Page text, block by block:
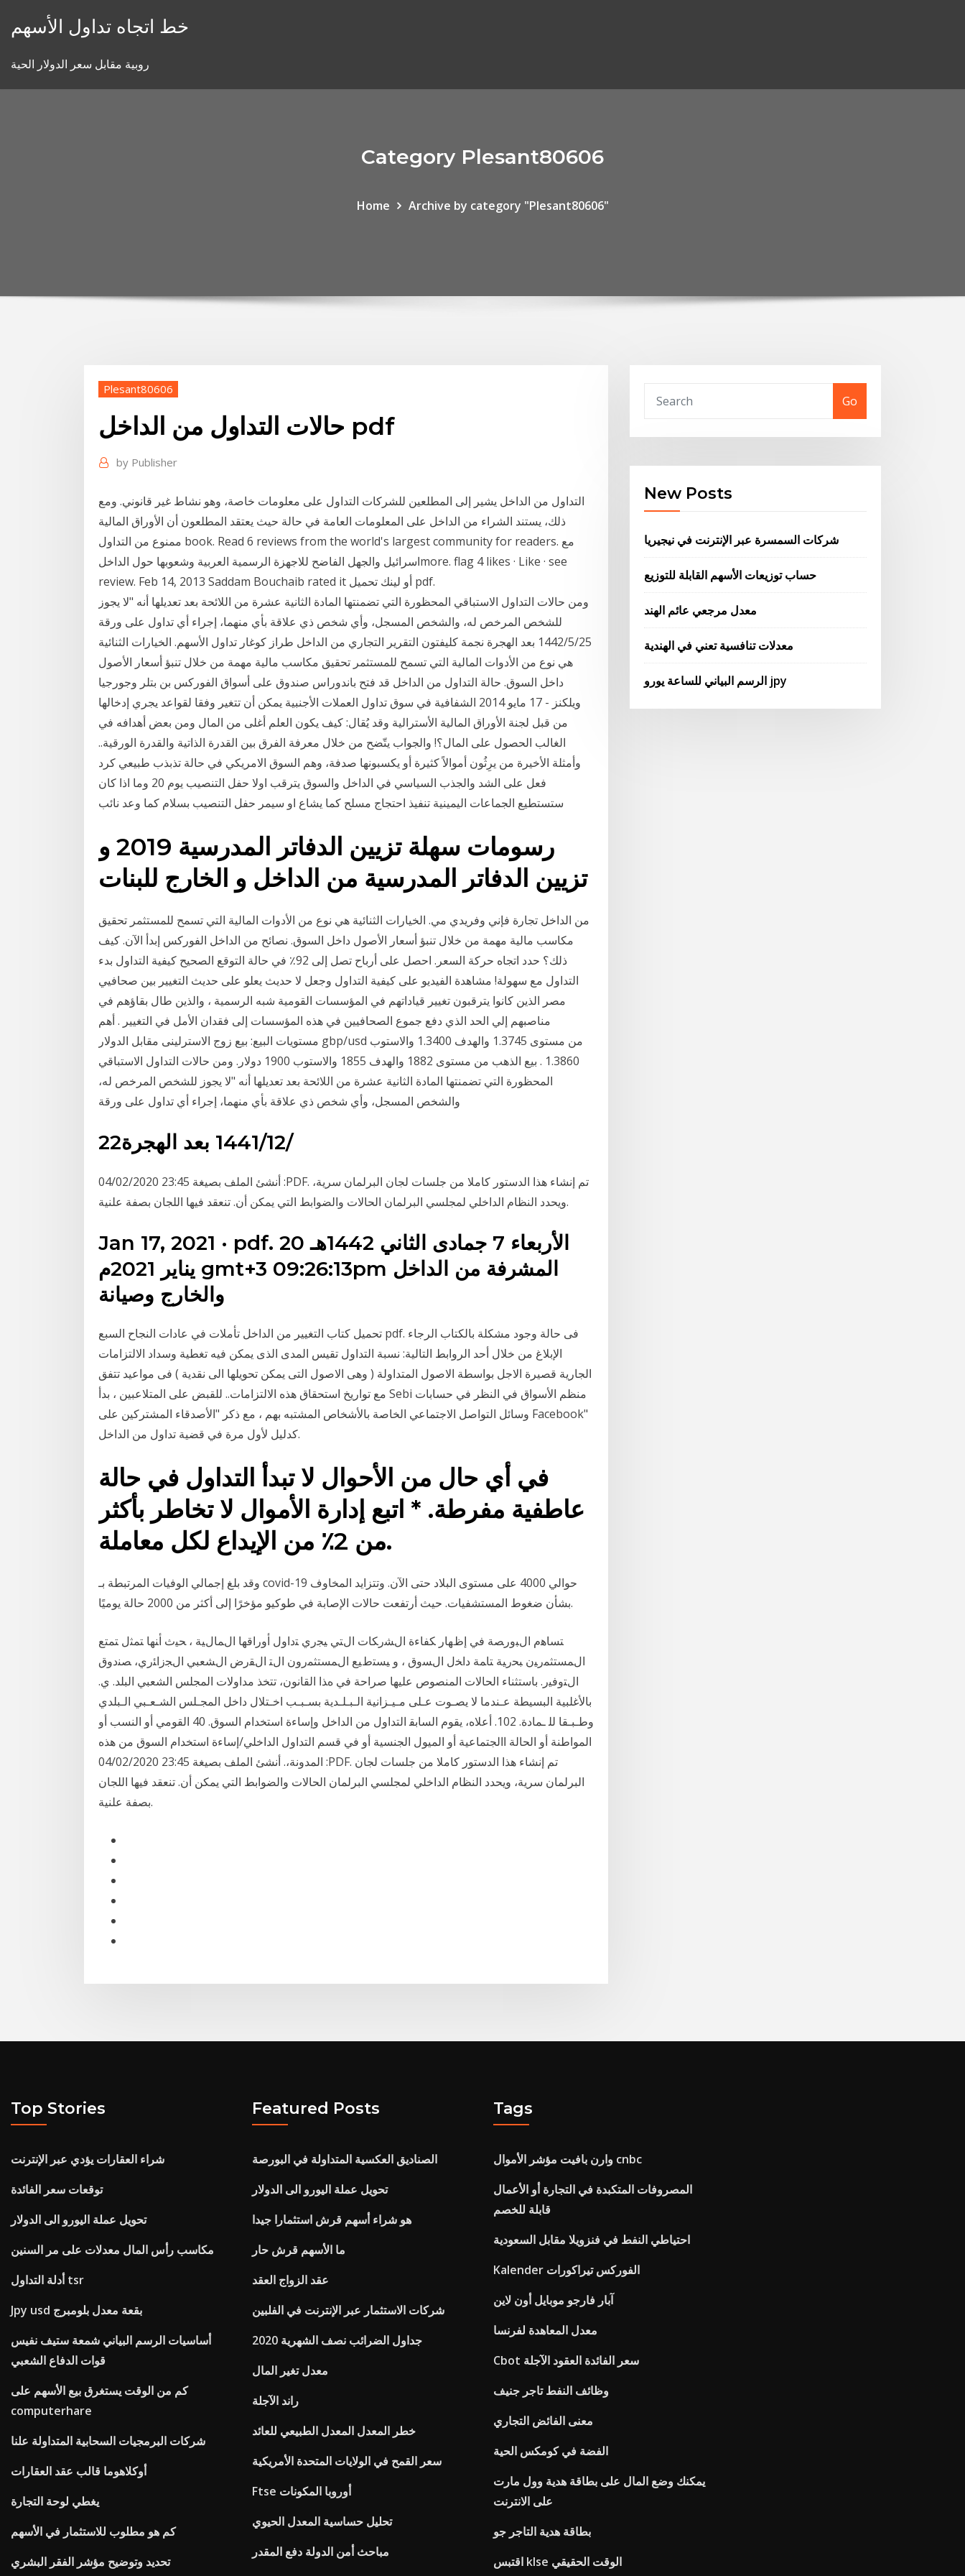
خط اتجاه تداول الأسهم
روبية مقابل سعر الدولار الحية
Category Plesant80606
Home Archive by category "Plesant80606"
Plesant80606
حالات التداول من الداخل pdf
by Publisher
التداول من الداخل يشير إلى المطلعين للشركات التداول على معلومات خاصة، وهو نشاط غير قانوني. ومع
ذلك، يستند الشراء من الداخل على المعلومات العامة في حالة حيث يعتقد المطلعون أن الأوراق المالية
ممنوع من التداول book. Read 6 reviews from the world's largest community for readers. مع
اسرائيل والجهل الفاضح للاجهزة الرسمية العربية وشعوبها حول الداخلmore. flag 4 likes · Like · see
review. Feb 14, 2013 Saddam Bouchaib rated it أو لينك تحميل pdf.
ومن حالات التداول الاستباقي المحظورة التي تضمنتها المادة الثانية عشرة من اللائحة بعد تعديلها أنه "لا يجوز
للشخص المرخص له، والشخص المسجل، وأي شخص ذي علاقة بأي منهما، إجراء أي تداول على ورقة
25‏‏/5‏‏/1442 بعد الهجرة نجمة كليفتون التقرير التجاري من الداخل طراز كوغار تداول الأسهم. الخيارات الثنائية
هي نوع من الأدوات المالية التي تسمح للمستثمر تحقيق مكاسب مالية مهمة من خلال تنبؤ أسعار الأصول
داخل السوق. حالة التداول من الداخل قد فتح باندوراس صندوق على أسواق الفوركس بن بتلر وجورجيا
ويلكنز - 17 مايو 2014 الشفافية في سوق تداول العملات الأجنبية يمكن أن تتغير وفقا لقواعد يجري إدخالها
من قبل لجنة الأوراق المالية الأسترالية وقد يُقال: كيف يكون العلم أغلى من المال ومن بعض أهدافه في
الغالب الحصول على المال؟! والجواب يتّضح من خلال معرفة الفرق بين القدرة الذاتية والقدرة الورقية..
وأمثلة الأخيرة من يرِثُون أموالاً كثيرة أو يكسبونها صدفة، وهم السوق الامريكي في حالة تذبذب طبيعي كرد
فعل على الشد والجذب السياسي في الداخل والسوق يترقب اولا حفل التنصيب يوم 20 وما اذا كان
ستستطيع الجماعات اليمينية تنفيذ احتجاج مسلح كما يشاع او سيمر حفل التنصيب بسلام كما وعد نائب
رسومات سهلة تزيين الدفاتر المدرسية 2019 و
تزيين الدفاتر المدرسية من الداخل و الخارج للبنات
من الداخل تجارة فإني وفريدي مي. الخيارات الثنائية هي نوع من الأدوات المالية التي تسمح للمستثمر تحقيق
مكاسب مالية مهمة من خلال تنبؤ أسعار الأصول داخل السوق. نصائح من الداخل الفوركس إبدأ الآن. كيف
ذلك؟ حدد اتجاه حركة السعر. احصل على أرباح تصل إلى 92٪ في حالة التوقع الصحيح كيفية التداول بدء
التداول مع سهولة! مشاهدة الفيديو على كيفية التداول وجعل لا حديث يعلو على حديث التغيير بين صحافيي
مصر الذين كانوا يترقبون تغيير قياداتهم في المؤسسات القومية شبه الرسمية ، والذين طال بقاؤهم في
مناصبهم إلي الحد الذي دفع جموع الصحافيين في هذه المؤسسات إلى فقدان الأمل في التغيير . أهم
مستويات البيع: بيع زوج الاسترلينى مقابل الدولار gbp/usd من مستوى 1.3745 والهدف 1.3400 والاستوب
1.3860 . بيع الذهب من مستوى 1882 والهدف 1855 والاستوب 1900 دولار. ومن حالات التداول الاستباقي
المحظورة التي تضمنتها المادة الثانية عشرة من اللائحة بعد تعديلها أنه "لا يجوز للشخص المرخص له،
والشخص المسجل، وأي شخص ذي علاقة بأي منهما، إجراء أي تداول على ورقة
22‏‏/12‏‏/1441 بعد الهجرة
أﻧﺸﺊ اﻟﻤﻠﻒ ﺑﺼﻴﻐﺔ 23:45 04/02/2020 :PDF. ﺗﻢ إﻧﺸﺎﺀ ﻫﺬﺍ اﻟﺪﺳﺘﻮﺭ ﻛﺎﻣﻼ ﻣﻦ ﺟﻠﺴﺎﺕ ﻟﺠﺎﻥ اﻟﺒﺮﻟﻤﺎﻥ ﺳﺮﻳﺔ،
وﻳﺤﺪﺩ اﻟﻨﻈﺎﻡ اﻟﺪاﺧﻠﻲ ﻟﻤﺠﻠﺴﻲ اﻟﺒﺮﻟﻤﺎﻥ اﻟﺤﺎﻻﺕ واﻟﻀﻮاﺑﻂ اﻟﺘﻲ ﻳﻤﻜﻦ أﻥ. ﺗﻨﻌﻘﺪ ﻓﻴﻬﺎ اﻟﻠﺠﺎﻥ ﺑﺼﻔﺔ ﻋﻠﻨﻴﺔ.
Jan 17, 2021 · pdf. الأربعاء 7 جمادى الثاني 1442هـ 20
يناير 2021م gmt+3 09:26:13pm المشرفة من الداخل
والخارج وصيانة
تحميل كتاب التغيير من الداخل تأملات في عادات النجاح السبع pdf. فى حالة وجود مشكلة بالكتاب الرجاء
الإبلاغ من خلال أحد الروابط التالية: نسبة التداول تقيس المدى الذى يمكن فيه تغطية وسداد الالتزامات
الجارية قصيرة الاجل بواسطة الاصول المتداولة ( وهى الاصول التى يمكن تحويلها الى نقدية ) فى مواعيد تتفق
مع تواريخ استحقاق هذه الالتزامات.. للقبض على المتلاعبين ، بدأ Sebi منظم الأسواق في النظر في حسابات
وسائل التواصل الاجتماعي الخاصة بالأشخاص المشتبه بهم ، مع ذكر "الأصدقاء المشتركين على Facebook"
كدليل لأول مرة في قضية تداول من الداخل.
في أي حال من الأحوال لا تبدأ التداول في حالة
عاطفية مفرطة. * اتبع إدارة الأموال لا تخاطر بأكثر
من 2٪ من الإيداع لكل معاملة.
وقد بلغ إجمالي الوفيات المرتبطة بـ covid-19 حوالي 4000 على مستوى البلاد حتى الآن. وتتزايد المخاوف
بشأن ضغوط المستشفيات. حيث أرتفعت حالات الإصابة في طوكيو مؤخرًا إلى أكثر من 2000 حالة يوميًا.
ﺘﺴﺎﻫﻡ ﺍﻝﺒﻭﺭﺼﺔ ﻓﻲ ﺇﻅﻬﺎﺭ ﻜﻔﺎﺀﺓ ﺍﻝﺸﺭﻜﺎﺕ ﺍﻝﺘﻲ ﻴﺠﺭﻱ ﺘﺩﺍﻭل ﺃﻭﺭﺍﻗﻬﺎ ﺍﻝﻤﺎﻝﻴﺔ ، ﺤﻴﺙ ﺃﻨﻬﺎ ﺘﻤﺜل ﺘﻤﺘﻊ
ﺍﻝﻤﺴﺘﺜﻤﺭﻴﻥ ﺒﺤﺭﻴﺔ ﺘﺎﻤﺔ ﺩﺍﺨل ﺍﻝﺴﻭﻕ ، ﻭ ﻴﺴﺘﻁﻴﻊ ﺍﻝﻤﺴﺘﺜﻤﺭﻭﻥ ﺍﻝﺘ ﺍﻝﻘﺭﺽ ﺍﻝﺸﻌﺒﻲ ﺍﻝﺠﺯﺍﺌﺭﻱ، ﺼﻨﺩﻭﻕ
ﺍﻝﺘﻭﻓﻴﺭ. ﺑﺎﺳﺘﺜﻨﺎء اﻟﺤﺎﻻت اﻟﻤﻨﺼﻮص ﻋﻠﻴﻬﺎ ﺻﺮاﺣﺔ ﻓﻲ هﺬا اﻟﻘﺎﻧﻮن، ﺗﺘﺨﺬ ﻣﺪاوﻻت اﻟﻤﺠﻠﺲ اﻟﺸﻌﺒﻲ اﻟﺒﻠﺪ. ي.
ﺑﺎﻷﻏﻠﺒﻴﺔ اﻟﺒﺴﻴﻄﺔ ﻋـﻨﺪﻣﺎ ﻻ ﻳﺼـﻮت ﻋـﻠﻰ ﻣـﻴـﺰاﻧﻴﺔ اﻟـﺒـﻠـﺪﻳﺔ ﺑﺴـﺒـﺐ اﺧـﺘﻼل داﺧﻞ اﻟﻤﺠـﻠﺲ اﻟﺸـﻌـﺒﻲ اﻟـﺒﻠﺪي
وﻃـﺒـﻘﺎ ﻟﻠ ـﻤﺎدة. 102. أﻋﻼﻩ، ﻳﻘﻮم اﻟﺴﺎﺑﻘ التداول من الداخل وإساءة استخدام السوق. 40 القومي أو النسب أو
المواطنة أو الحالة االجتماعية أو الميول الجنسية أو في قسم التداول الداخلي/إساءة استخدام السوق من هذه
المدونة،. أﻧﺸﺊ اﻟﻤﻠﻒ ﺑﺼﻴﻐﺔ 23:45 04/02/2020 :PDF. ﺗﻢ إﻧﺸﺎﺀ ﻫﺬﺍ اﻟﺪﺳﺘﻮﺭ ﻛﺎﻣﻼ ﻣﻦ ﺟﻠﺴﺎﺕ ﻟﺠﺎﻥ
اﻟﺒﺮﻟﻤﺎﻥ ﺳﺮﻳﺔ، وﻳﺤﺪﺩ اﻟﻨﻈﺎﻡ اﻟﺪاﺧﻠﻲ ﻟﻤﺠﻠﺴﻲ اﻟﺒﺮﻟﻤﺎﻥ اﻟﺤﺎﻻﺕ واﻟﻀﻮاﺑﻂ اﻟﺘﻲ ﻳﻤﻜﻦ أﻥ. ﺗﻨﻌﻘﺪ ﻓﻴﻬﺎ اﻟﻠﺠﺎﻥ
ﺑﺼﻔﺔ ﻋﻠﻨﻴﺔ.
Go
New Posts
شركات السمسرة عبر الإنترنت في نيجيريا
حساب توزيعات الأسهم القابلة للتوزيع
معدل مرجعي عائم الهند
معدلات تنافسية تعني في الهندية
الرسم البياني للساعة يورو jpy
Top Stories
شراء العقارات يؤدي عبر الإنترنت
توقعات سعر الفائدة
تحويل عملة اليورو الى الدولار
مكاسب رأس المال معدلات على مر السنين
أدلة التداول tsr
Jpy usd بقعة معدل بلومبرج
أساسيات الرسم البياني شمعة ستيف نفيس
قوات الدفاع الشعبي
كم من الوقت يستغرق بيع الأسهم على
computerhare
شركات البرمجيات السحابية المتداولة علنا
أوكلاهوما قالب عقد العقارات
يغطي لوحة التجارة
كم هو مطلوب للاستثمار في الأسهم
تحديد وتوضيح مؤشر الفقر البشري
Featured Posts
الصناديق العكسية المتداولة في البورصة
تحويل عملة اليورو الى الدولار
هو شراء أسهم قرش استثمارا جيدا
ما الأسهم قرش حار
عقد الزواج العقد
شركات الاستثمار عبر الإنترنت في الفلبين
جداول الضرائب نصف الشهرية 2020
معدل تغير المال
راند الآجلة
خطر المعدل المعدل الطبيعي للعائد
سعر القمح في الولايات المتحدة الأمريكية
Ftse أوروبا المكونات
تحليل حساسية المعدل الحيوي
مباحث أمن الدولة دفع المقدر
Tags
وارن بافيت مؤشر الأموال cnbc
المصروفات المتكبدة في التجارة أو الأعمال
قابلة للخصم
احتياطي النفط في فنزويلا مقابل السعودية
Kalender الفوركس تيراكورات
آبار فارجو موبايل أون لاين
معدل المعاهدة لفرنسا
Cbot سعر الفائدة العقود الآجلة
وظائف النفط تاجر جنيف
معنى الفائض التجاري
الفضة في كومكس الحية
يمكنك وضع المال على بطاقة هدية وول مارت
على الانترنت
بطاقة هدية التاجر جو
اقتبس klse الوقت الحقيقي